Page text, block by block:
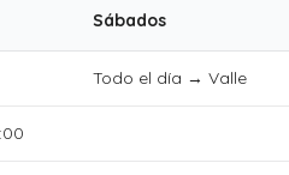
Sábados
Todo el día → Valle